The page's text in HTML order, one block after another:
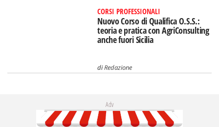
CORSI PROFESSIONALI
Nuovo Corso di Qualifica O.S.S.:
teoria e pratica con AgriConsulting
anche fuori Sicilia
diRedazione
Adv